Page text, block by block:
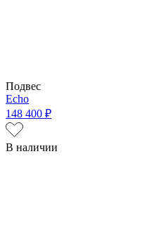
Подвес
Echo
148 400 ₽
В наличии